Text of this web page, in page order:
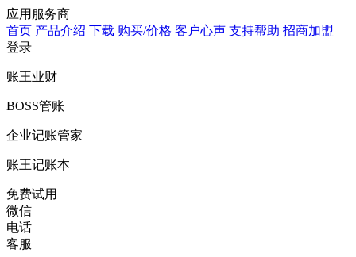
应用服务商
首页 产品介绍 下载 购买/价格 客户心声 支持帮助 招商加盟
登录
账王业财
BOSS管账
企业记账管家
账王记账本
免费试用
微信
电话
客服